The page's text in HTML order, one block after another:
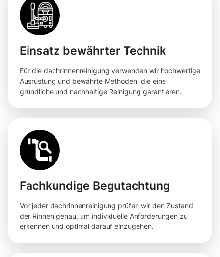
Einsatz bewährter Technik
Für die dachrinnenreinigung verwenden wir hochwertige
Ausrüstung und bewährte Methoden, die eine
gründliche und nachhaltige Reinigung garantieren.
Fachkundige Begutachtung
Vor jeder dachrinnenreinigung prüfen wir den Zustand
der Rinnen genau, um individuelle Anforderungen zu
erkennen und optimal darauf einzugehen.